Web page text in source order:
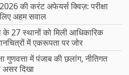
की करंट अफेयर्स क्विज़: परीक्षा
अहम सवाल
27 स्थानों को मिली आधिकारिक
में एकरूपता पर जोर
गुणवत्ता में पंजाब की छलांग, नीतिगत
असर दिखा